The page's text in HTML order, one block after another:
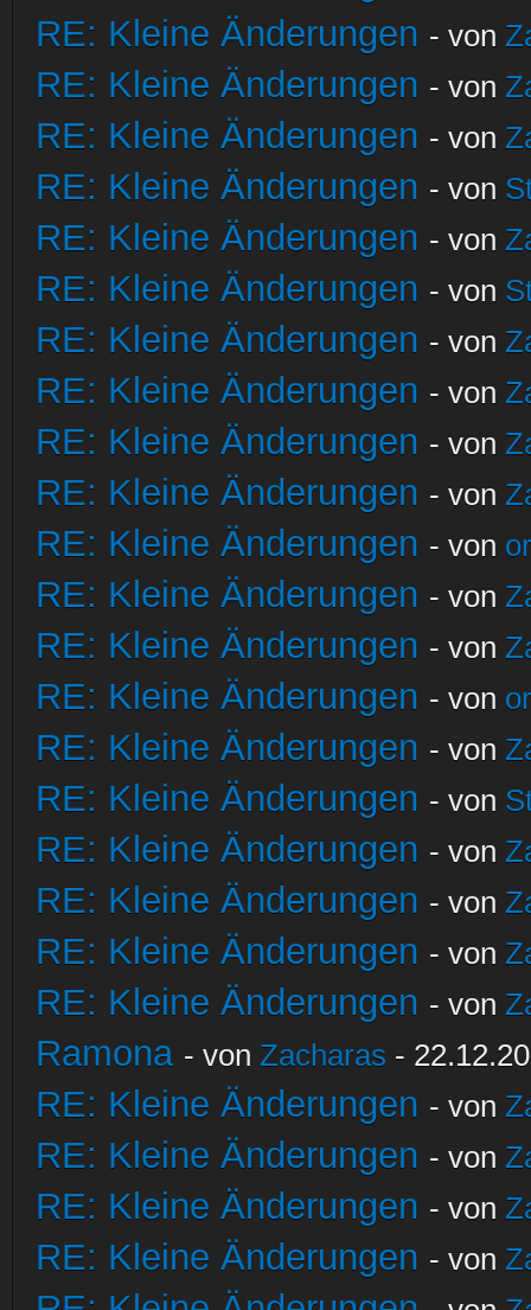
RE: Kleine Änderungen - von
RE: Kleine Änderungen - von
RE: Kleine Änderungen - von
RE: Kleine Änderungen - von
RE: Kleine Änderungen - von
RE: Kleine Änderungen - von
RE: Kleine Änderungen - von
RE: Kleine Änderungen - von
RE: Kleine Änderungen - von
RE: Kleine Änderungen - von
RE: Kleine Änderungen - von
RE: Kleine Änderungen - von
RE: Kleine Änderungen - von
RE: Kleine Änderungen - von
RE: Kleine Änderungen - von
RE: Kleine Änderungen - von
RE: Kleine Änderungen - von
RE: Kleine Änderungen - von
RE: Kleine Änderungen - von
RE: Kleine Änderungen - von
Ramona - von Zacharas -
RE: Kleine Änderungen - von
RE: Kleine Änderungen - von
RE: Kleine Änderungen - von
RE: Kleine Änderungen - von